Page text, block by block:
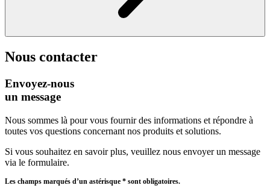
Nous contacter
Envoyez-nous
un message
Nous sommes là pour vous fournir des informations et répondre à
toutes vos questions concernant nos produits et solutions.
Si vous souhaitez en savoir plus, veuillez nous envoyer un message
via le formulaire.
Les champs marqués d’un astérisque * sont obligatoires.